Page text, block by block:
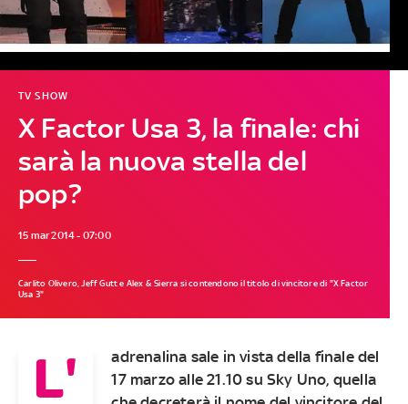
X Factor Usa 3, la finale: chi
sarà la nuova stella del
pop?
TV SHOW
15 mar 2014 - 07:00
Carlito Olivero, Jeff Gutt e Alex & Sierra si contendono il titolo di vincitore di "X Factor
Usa 3"
L'
adrenalina sale in vista della finale del
17 marzo alle 21.10 su Sky Uno, quella